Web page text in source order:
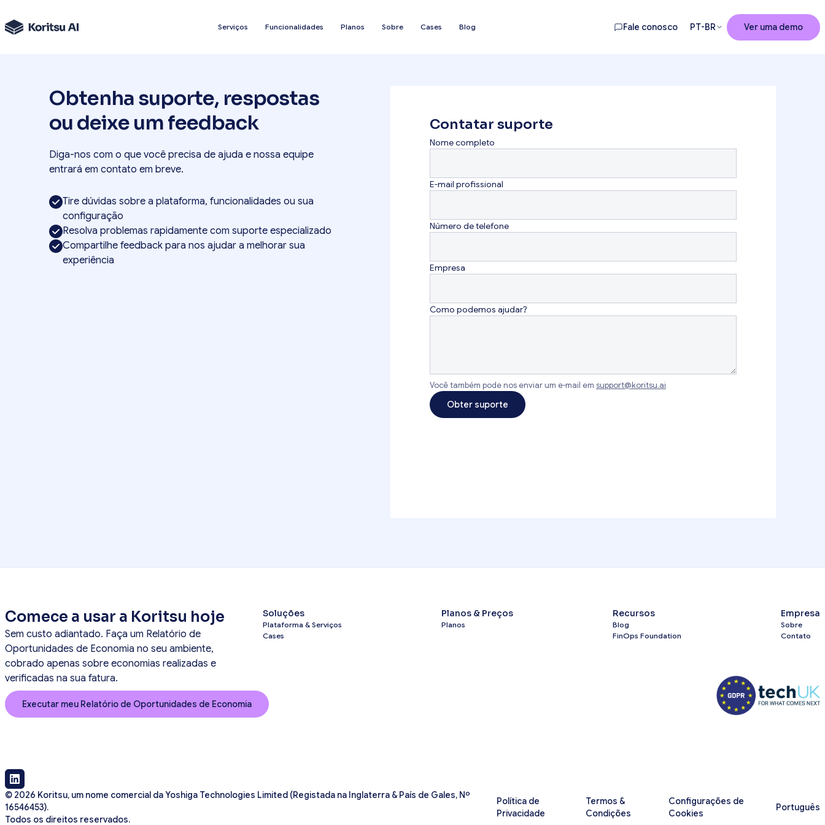
Serviços Funcionalidades Planos Sobre Cases Blog Fale conosco PT-BR Ver uma demo
Obtenha suporte, respostas
ou deixe um feedback
Diga-nos com o que você precisa de ajuda e nossa equipe
entrará em contato em breve.
Tire dúvidas sobre a plataforma, funcionalidades ou sua
configuração
Resolva problemas rapidamente com suporte especializado
Compartilhe feedback para nos ajudar a melhorar sua
experiência
Contatar suporte
Nome completo
E-mail profissional
Número de telefone
Empresa
Como podemos ajudar?
Você também pode nos enviar um e-mail em support@koritsu.ai
Obter suporte
Comece a usar a Koritsu hoje
Sem custo adiantado. Faça um Relatório de
Oportunidades de Economia no seu ambiente,
cobrado apenas sobre economias realizadas e
verificadas na sua fatura.
Executar meu Relatório de Oportunidades de Economia
Soluções
Plataforma & Serviços
Cases
Planos & Preços
Planos
Recursos
Blog
FinOps Foundation
Empresa
Sobre
Contato
© 2026 Koritsu, um nome comercial da Yoshiga Technologies Limited (Registada na Inglaterra & País de Gales, Nº
16546453).
Todos os direitos reservados.
Política de
Privacidade
Termos &
Condições
Configurações de
Cookies
Português